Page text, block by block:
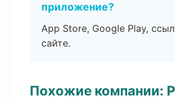
приложение?
App Store, Google Play,
сайте.
Похожие компании: